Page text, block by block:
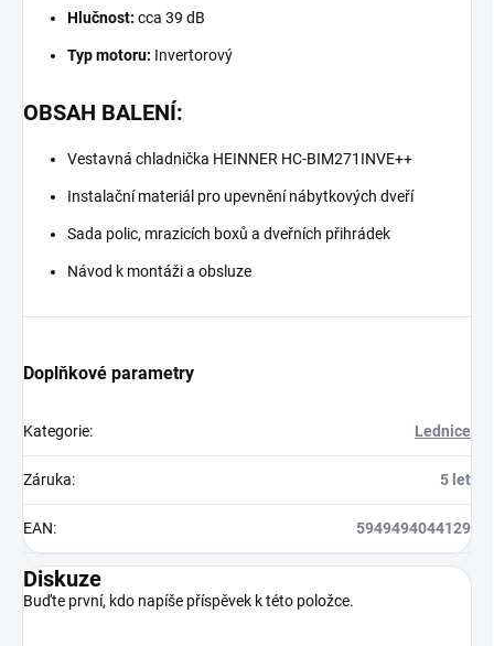
Hlučnost: cca 39 dB
Typ motoru: Invertorový
OBSAH BALENÍ:
Vestavná chladnička HEINNER HC-BIM271INVE++
Instalační materiál pro upevnění nábytkových dveří
Sada polic, mrazicích boxů a dveřních přihrádek
Návod k montáži a obsluze
Doplňkové parametry
Kategorie: Lednice
Záruka: 5 let
EAN: 5949494044129
Diskuze
Buďte první, kdo napíše příspěvek k této položce.